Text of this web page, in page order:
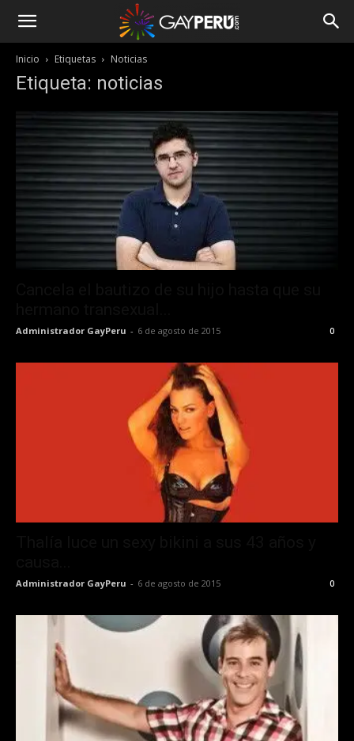
Inicio Etiquetas Noticias
Etiqueta: noticias
Administrador GayPeru - 6 de agosto de 2015 0
Administrador GayPeru - 6 de agosto de 2015 0